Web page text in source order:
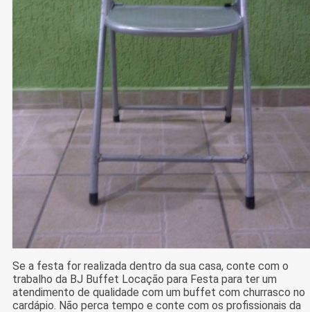
Se a festa for realizada dentro da sua casa, conte com o
trabalho da BJ Buffet Locação para Festa para ter um
atendimento de qualidade com um buffet com churrasco no
cardápio. Não perca tempo e conte com os profissionais da